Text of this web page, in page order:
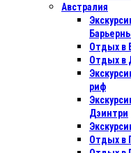
Австралия
Отдых в
Отдых в
риф
Дэинтри
Отдых в